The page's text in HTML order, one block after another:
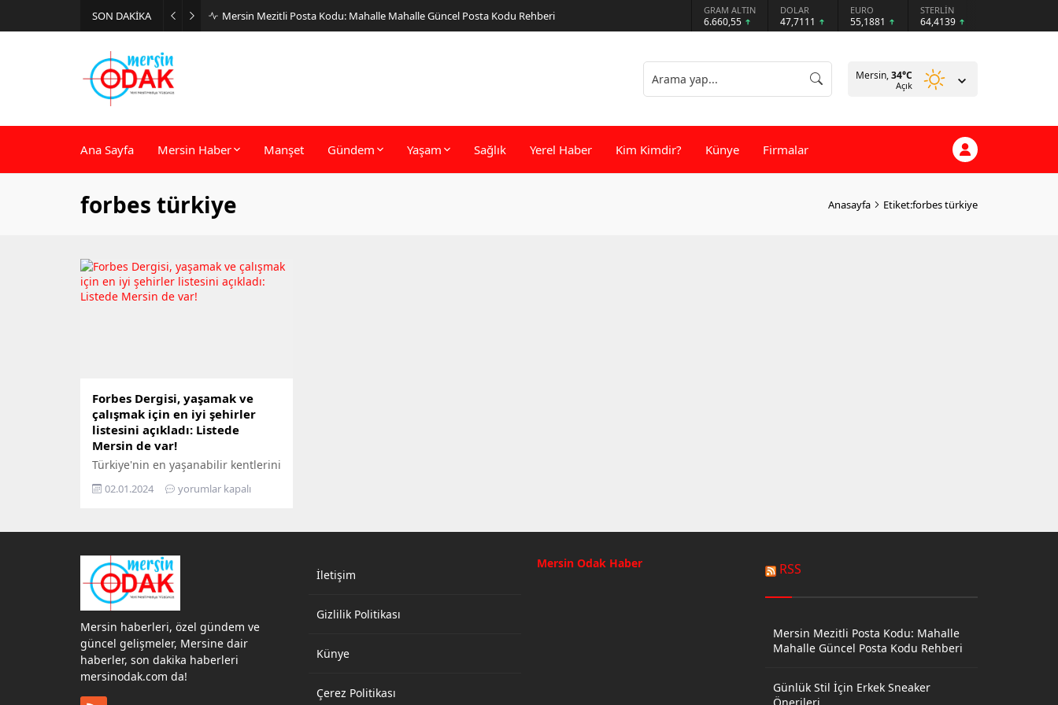
SON DAKİKA Mersin Mezitli Posta Kodu: Mahalle Mahalle Güncel Posta Kodu Rehberi GRAM ALTIN
6.660,55
DOLAR
47,7111
EURO
55,1881
STERLİN
64,4139
Mersin,34°C
Açık
Ana Sayfa Mersin Haber Manşet Gündem Yaşam Sağlık Yerel Haber Kim Kimdir? Künye Firmalar
forbes türkiye Anasayfa Etiket:forbes türkiye
Forbes Dergisi, yaşamak ve
çalışmak için en iyi şehirler
listesini açıkladı: Listede
Mersin de var!
Türkiye'nin en yaşanabilir kentlerini
Finans, endüstri, yatırım ve
pazarlama ağırlıklı konular içeren
02.01.2024 yorumlar kapalı
Mersin haberleri, özel gündem ve
güncel gelişmeler, Mersine dair
haberler, son dakika haberleri
mersinodak.com da!
İletişim
Gizlilik Politikası
Künye
Çerez Politikası
Mersin Odak Haber RSS
Mersin Mezitli Posta Kodu: Mahalle
Mahalle Güncel Posta Kodu Rehberi
Günlük Stil İçin Erkek Sneaker